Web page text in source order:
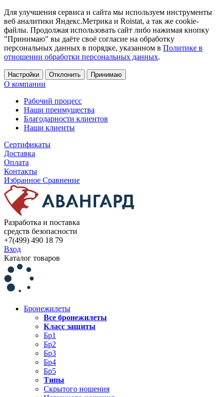
Для улучшения сервиса и сайта мы используем инструменты
веб аналитики Яндекс.Метрика и Roistat, а так же cookie-
файлы. Продолжая использовать сайт либо нажимая кнопку
"Принимаю" вы даёте своё согласие на обработку
персональных данных в порядке, указанном в Политике в
отношении обработки персональных данных.
Настройки Отклонить Принимаю
О компании
Рабочий процесс
Наши преимущества
Благодарности клиентов
Наши клиенты
Сертификаты
Доставка
Оплата
Контакты
Избранное Сравнение
Разработка и поставка
средств безопасности
+7(499) 490 18 79
Вход
Каталог товаров
Бронежилеты
Все бронежилеты
Класс защиты
Бр1
Бр2
Бр3
Бр4
Бр5
Типы
Скрытого ношения